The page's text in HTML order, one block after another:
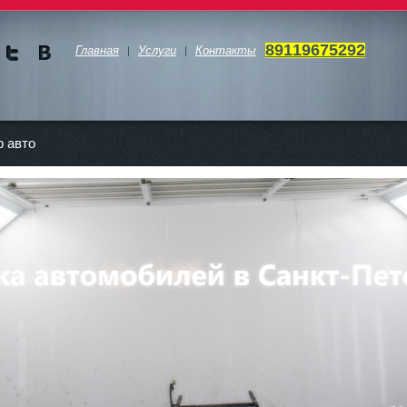
Главная Услуги Контакты 89119675292
авто